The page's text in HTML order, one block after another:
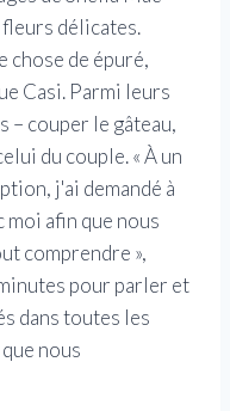
délicates.
chose de épuré,
Casi. Parmi leurs
– couper le gâteau,
du couple. « À un
j'ai demandé à
moi afin que nous
comprendre »,
pour parler et
dans toutes les
nous